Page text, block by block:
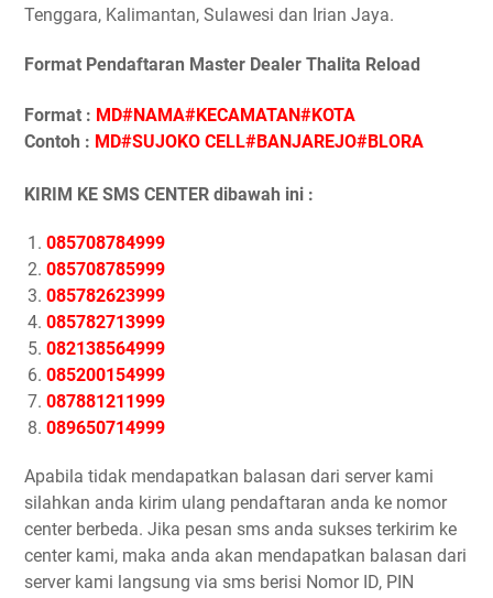
Tenggara, Kalimantan, Sulawesi dan Irian Jaya.
Format Pendaftaran Master Dealer Thalita Reload
Format : MD#NAMA#KECAMATAN#KOTA
Contoh : MD#SUJOKO CELL#BANJAREJO#BLORA
KIRIM KE SMS CENTER dibawah ini :
085708784999
085708785999
085782623999
085782713999
082138564999
085200154999
087881211999
089650714999
Apabila tidak mendapatkan balasan dari server kami
silahkan anda kirim ulang pendaftaran anda ke nomor
center berbeda. Jika pesan sms anda sukses terkirim ke
center kami, maka anda akan mendapatkan balasan dari
server kami langsung via sms berisi Nomor ID, PIN